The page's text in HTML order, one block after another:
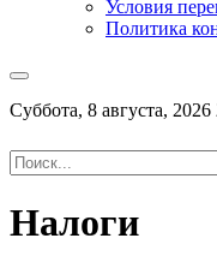
Условия
Политика
Суббота, 8 августа, 2026
Налоги